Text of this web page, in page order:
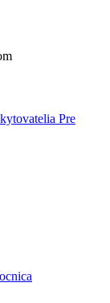
Pre